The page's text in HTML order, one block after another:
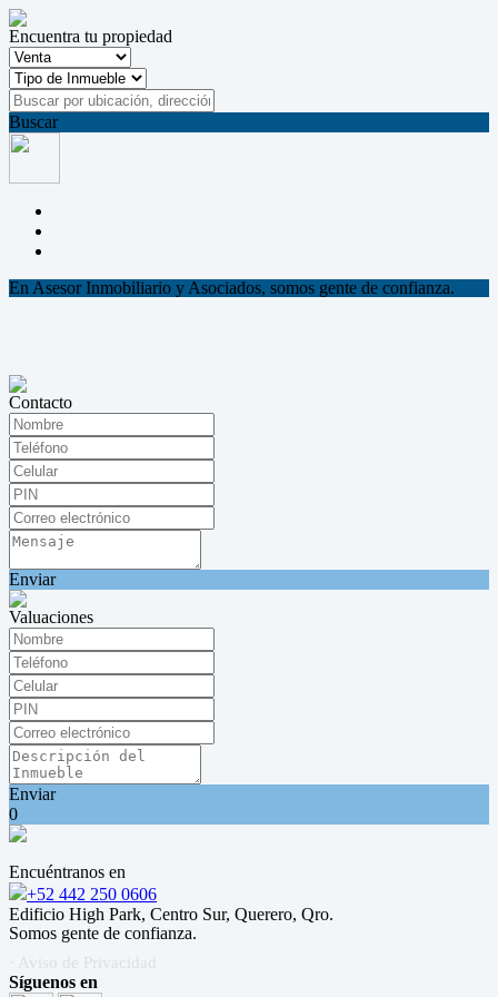
Encuentra tu propiedad
Buscar
En Asesor Inmobiliario y Asociados, somos gente de confianza.
Contacto
Enviar
Valuaciones
Enviar
0
Encuéntranos en
+52 442 250 0606
Edificio High Park, Centro Sur, Querero, Qro.
Somos gente de confianza.
· Aviso de Privacidad
Síguenos en